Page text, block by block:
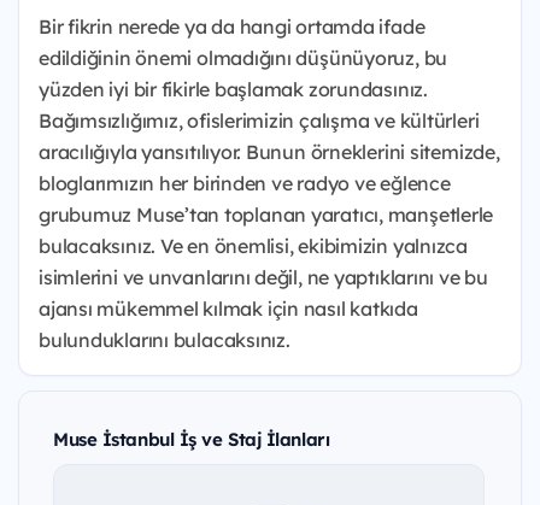
Bir fikrin nerede ya da hangi ortamda ifade
edildiğinin önemi olmadığını düşünüyoruz, bu
yüzden iyi bir fikirle başlamak zorundasınız.
Bağımsızlığımız, ofislerimizin çalışma ve kültürleri
aracılığıyla yansıtılıyor. Bunun örneklerini sitemizde,
bloglarımızın her birinden ve radyo ve eğlence
grubumuz Muse’tan toplanan yaratıcı, manşetlerle
bulacaksınız. Ve en önemlisi, ekibimizin yalnızca
isimlerini ve unvanlarını değil, ne yaptıklarını ve bu
ajansı mükemmel kılmak için nasıl katkıda
bulunduklarını bulacaksınız.
Muse İstanbul İş ve Staj İlanları